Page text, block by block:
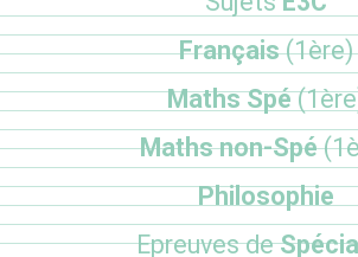
Français(1ère)
Maths Spé
Maths non-Spé
Philosophie
Epreuves de